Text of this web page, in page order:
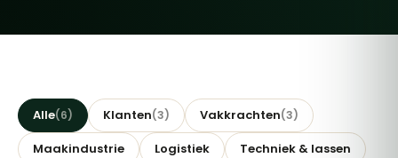
Alle(6) Klanten(3) Vakkrachten(3)
Maakindustrie Logistiek Techniek & lassen